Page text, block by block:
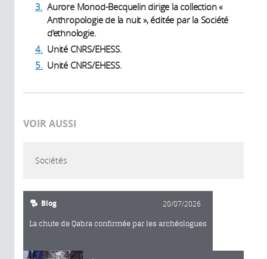
3. Aurore Monod-Becquelin dirige la collection «
Anthropologie de la nuit », éditée par la Société
d’ethnologie.
4. Unité CNRS/EHESS.
5. Unité CNRS/EHESS.
VOIR AUSSI
Sociétés
Blog 20/07/2026
La chute de Qabra confirmée par les archéologues